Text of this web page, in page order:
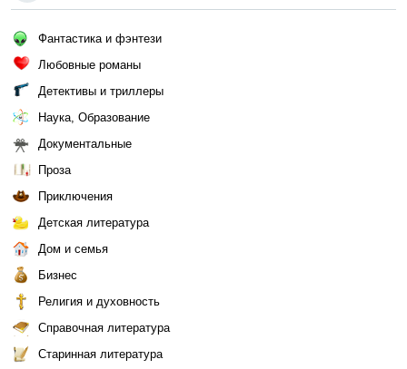
Фантастика и фэнтези
Любовные романы
Детективы и триллеры
Наука, Образование
Документальные
Проза
Приключения
Детская литература
Дом и семья
Бизнес
Религия и духовность
Справочная литература
Старинная литература